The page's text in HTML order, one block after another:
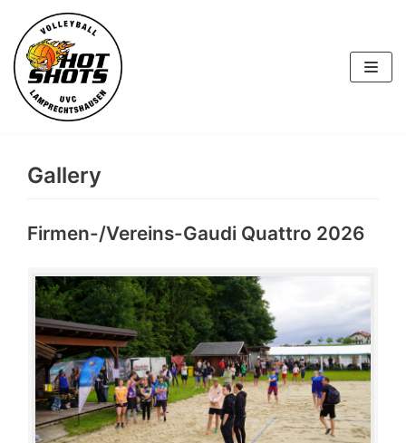
Skip
to
content
Gallery
Firmen-/Vereins-Gaudi Quattro 2026